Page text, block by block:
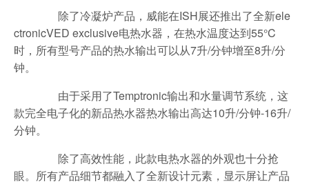
除了冷凝炉产品，威能在ISH展还推出了全新ele
ctronicVED exclusive电热水器，在热水温度达到55°C
时，所有型号产品的热水输出可以从7升/分钟增至8升/分
钟。
由于采用了Temptronic输出和水量调节系统，这
款完全电子化的新品热水器热水输出高达10升/分钟-16升/
分钟。
除了高效性能，此款电热水器的外观也十分抢
眼。所有产品细节都融入了全新设计元素，显示屏让产品